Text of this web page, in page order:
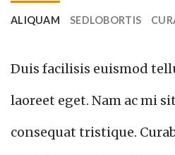
ALIQUAM SEDLOBORTIS
Duis facilisis euismod
laoreet eget. Nam ac mi
consequat tristique.